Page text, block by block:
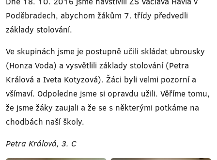
Poděbradech, abychom žákům 7. třídy předvedli
základy stolování.
Ve skupinách jsme je postupně učili skládat ubrousky
(Honza Voda) a vysvětlili základy stolování (Petra
Králová a Iveta Kotyzová). Žáci byli velmi pozorní a
všímaví. Odpoledne jsme si opravdu užili. Věříme tomu,
že jsme žáky zaujali a že se s některými potkáme na
chodbách naší školy.
Petra Králová, 3. C